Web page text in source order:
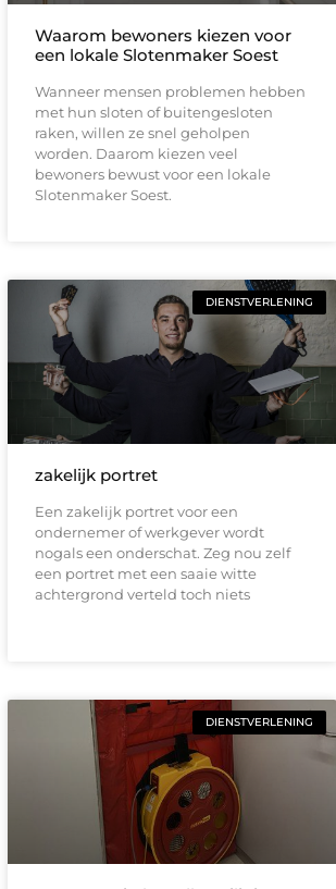
Waarom bewoners kiezen voor
een lokale Slotenmaker Soest
Wanneer mensen problemen hebben
met hun sloten of buitengesloten
raken, willen ze snel geholpen
worden. Daarom kiezen veel
bewoners bewust voor een lokale
Slotenmaker Soest.
DIENSTVERLENING
zakelijk portret
Een zakelijk portret voor een
ondernemer of werkgever wordt
nogals een onderschat. Zeg nou zelf
een portret met een saaie witte
achtergrond verteld toch niets
DIENSTVERLENING